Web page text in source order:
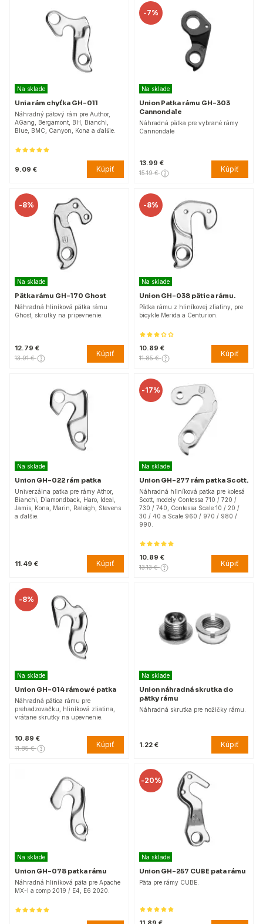
Na sklade
Unia rám chyťka GH-011
Náhradný pätový rám pre Author,
AGang, Bergamont, BH, Bianchi,
Blue, BMC, Canyon, Kona a ďalšie.
9.09 € Kúpiť
-7%
Na sklade
Union Patka rámu GH-303
Cannondale
Náhradná pätka pre vybrané rámy
Cannondale
13.99 €
15.19 € Kúpiť
-8%
Na sklade
Pätka rámu GH-170 Ghost
Náhradná hliníková pätka rámu
Ghost, skrutky na pripevnenie.
12.79 €
13.91 € Kúpiť
-8%
Na sklade
Union GH-038 pätica rámu.
Pätka rámu z hliníkovej zliatiny, pre
bicykle Merida a Centurion.
10.89 €
11.85 € Kúpiť
Na sklade
Union GH-022 rám patka
Univerzálna patka pre rámy Athor,
Bianchi, Diamondback, Haro, Ideal,
Jamis, Kona, Marin, Raleigh, Stevens
a ďalšie.
11.49 € Kúpiť
-17%
Na sklade
Union GH-277 rám patka Scott.
Náhradná hliníková patka pre kolesá
Scott, modely Contessa 710 / 720 /
730 / 740, Contessa Scale 10 / 20 /
30 / 40 a Scale 960 / 970 / 980 /
990.
10.89 €
13.13 € Kúpiť
-8%
Na sklade
Union GH-014 rámowé patka
Náhradná pätica rámu pre
prehadzovačku, hliníková zliatina,
vrátane skrutky na upevnenie.
10.89 €
11.85 € Kúpiť
Na sklade
Union náhradná skrutka do
pätky rámu
Náhradná skrutka pre nožičky rámu.
1.22 € Kúpiť
Na sklade
Union GH-078 patka rámu
Náhradná hliníková päta pre Apache
MX-I a comp 2019 / E4, E6 2020.
-20%
Na sklade
Union GH-257 CUBE pata rámu
Päta pre rámy CUBE.